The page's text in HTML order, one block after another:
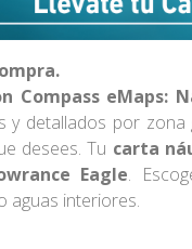
Compass eMaps:
detallados por zona
desees. Tu carta
Eagle.
aguas interiores.